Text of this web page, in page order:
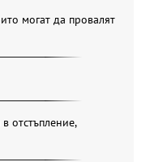
могат да провалят
отстъпление,